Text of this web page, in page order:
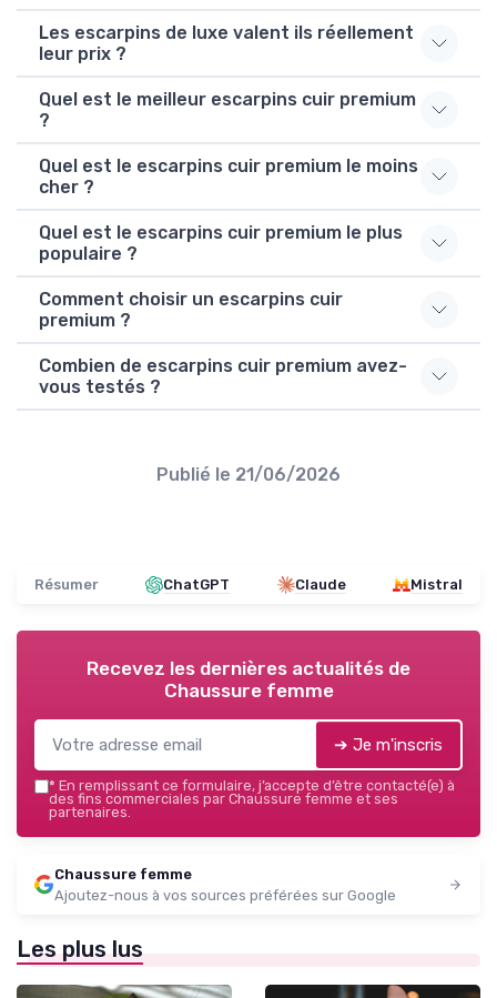
Les escarpins de luxe valent ils réellement
leur prix ?
Quel est le meilleur escarpins cuir premium
?
Quel est le escarpins cuir premium le moins
cher ?
Quel est le escarpins cuir premium le plus
populaire ?
Comment choisir un escarpins cuir
premium ?
Combien de escarpins cuir premium avez-
vous testés ?
Publié le 21/06/2026
Résumer ChatGPT Claude Mistral
Recevez les dernières actualités de
Chaussure femme
➔ Je m'inscris
* En remplissant ce formulaire, j’accepte d’être contacté(e) à
des fins commerciales par Chaussure femme et ses
partenaires.
Chaussure femme
Ajoutez-nous à vos sources préférées sur Google
Les plus lus